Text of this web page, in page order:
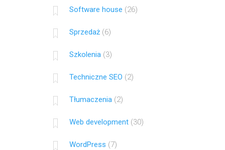
Software house (26)
Sprzedaż (6)
Szkolenia (3)
Techniczne SEO (2)
Tłumaczenia (2)
Web development (30)
WordPress (7)